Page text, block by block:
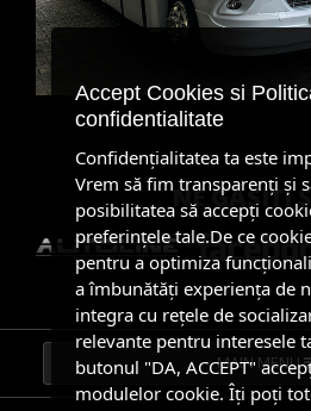
NE GĂSIŢI
Accept Cookies si
confidentialitate
Confidenţialitatea ta este
Vrem să fim transparenţi și
posibilitatea să accepţi
preferinţele tale.De ce
pentru a optimiza
a îmbunătăţi experienţa de
integra cu reţele de
relevante pentru interesele
butonul "DA, ACCEPT"
modulelor cookie. Îţi poţi